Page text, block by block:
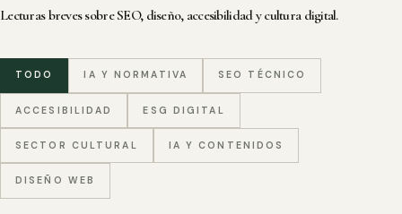
Lecturas breves sobre SEO, diseño, accesibilidad y cultura digital.
TODO IA Y NORMATIVA SEO TÉCNICO
ACCESIBILIDAD ESG DIGITAL
SECTOR CULTURAL IA Y CONTENIDOS
DISEÑO WEB